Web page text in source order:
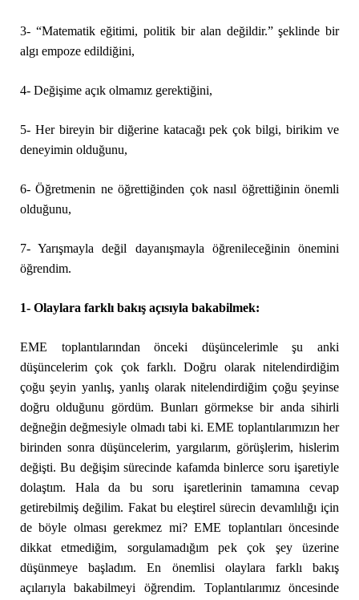
3- “Matematik eğitimi, politik bir alan değildir.” şeklinde bir
algı empoze edildiğini,
4- Değişime açık olmamız gerektiğini,
5- Her bireyin bir diğerine katacağı pek çok bilgi, birikim ve
deneyimin olduğunu,
6- Öğretmenin ne öğrettiğinden çok nasıl öğrettiğinin önemli
olduğunu,
7- Yarışmayla değil dayanışmayla öğrenileceğinin önemini
öğrendim.
1- Olaylara farklı bakış açısıyla bakabilmek:
EME toplantılarından önceki düşüncelerimle şu anki
düşüncelerim çok çok farklı. Doğru olarak nitelendirdiğim
çoğu şeyin yanlış, yanlış olarak nitelendirdiğim çoğu şeyinse
doğru olduğunu gördüm. Bunları görmekse bir anda sihirli
değneğin değmesiyle olmadı tabi ki. EME toplantılarımızın her
birinden sonra düşüncelerim, yargılarım, görüşlerim, hislerim
değişti. Bu değişim sürecinde kafamda binlerce soru işaretiyle
dolaştım. Hala da bu soru işaretlerinin tamamına cevap
getirebilmiş değilim. Fakat bu eleştirel sürecin devamlılığı için
de böyle olması gerekmez mi? EME toplantıları öncesinde
dikkat etmediğim, sorgulamadığım pek çok şey üzerine
düşünmeye başladım. En önemlisi olaylara farklı bakış
açılarıyla bakabilmeyi öğrendim. Toplantılarımız öncesinde